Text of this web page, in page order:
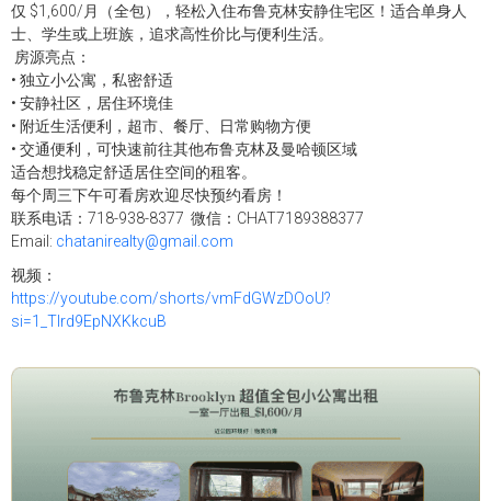
仅 $1,600/月（全包），轻松入住布鲁克林安静住宅区！适合单身人
士、学生或上班族，追求高性价比与便利生活。
房源亮点：
• 独立小公寓，私密舒适
• 安静社区，居住环境佳
• 附近生活便利，超市、餐厅、日常购物方便
• 交通便利，可快速前往其他布鲁克林及曼哈顿区域
适合想找稳定舒适居住空间的租客。
每个周三下午可看房欢迎尽快预约看房！
联系电话：718-938-8377 微信：CHAT7189388377
Email: chatanirealty@gmail.com
视频：
https://youtube.com/shorts/vmFdGWzDOoU?
si=1_Tlrd9EpNXKkcuB